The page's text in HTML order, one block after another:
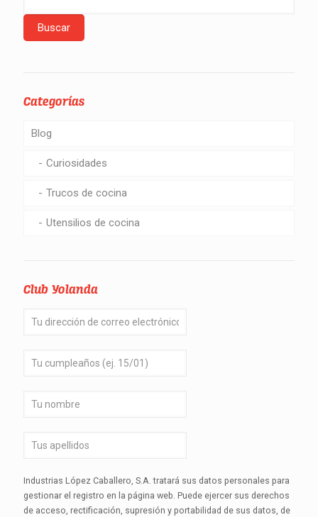
Categorías
Blog
Curiosidades
Trucos de cocina
Utensilios de cocina
Club Yolanda
Industrias López Caballero, S.A. tratará sus datos personales para
gestionar el registro en la página web. Puede ejercer sus derechos
de acceso, rectificación, supresión y portabilidad de sus datos, de